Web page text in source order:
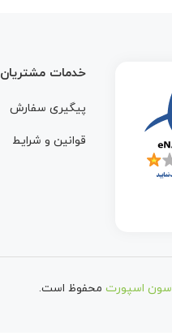
خدمات مشتریان
پیگیری سفارش
قوانین و شرایط
سون اسپورت محفوظ است.